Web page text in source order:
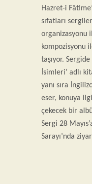
Hazret-i
sıfatları
organizasyonu
kompozisyonu
taşıyor.
İsimleri’ adlı
yanı sıra
eser, konuya
çekecek bir
Sergi 28
Sarayı’nda